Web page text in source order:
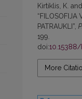
Kirtiklis, K.
“FILOSOFIJA
PATRAUKLI”,
199.
doi:10.15388/
More